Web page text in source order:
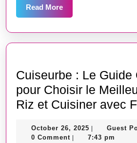
Read MoreRead
More
Cuiseurbe : Le Guide
pour Choisir le
Riz et Cuisiner avec
October 26, 2025 October
26,
| Guest
0 Comment | 7:43 pm